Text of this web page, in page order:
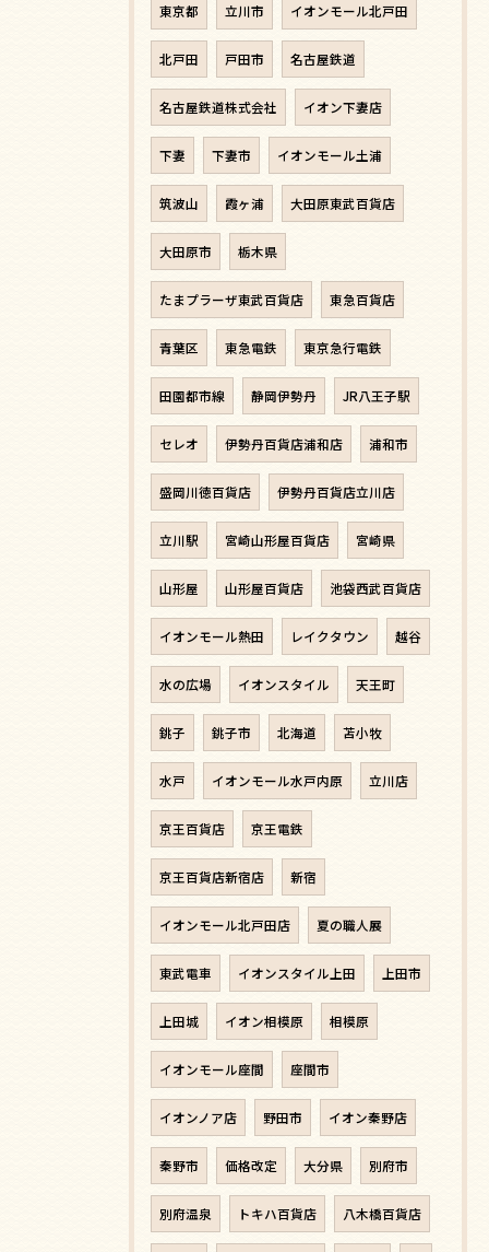
東京都 立川市 イオンモール北戸田
北戸田 戸田市 名古屋鉄道
名古屋鉄道株式会社 イオン下妻店
下妻 下妻市 イオンモール土浦
筑波山 霞ヶ浦 大田原東武百貨店
大田原市 栃木県
たまプラーザ東武百貨店 東急百貨店
青葉区 東急電鉄 東京急行電鉄
田園都市線 静岡伊勢丹 JR八王子駅
セレオ 伊勢丹百貨店浦和店 浦和市
盛岡川徳百貨店 伊勢丹百貨店立川店
立川駅 宮崎山形屋百貨店 宮崎県
山形屋 山形屋百貨店 池袋西武百貨店
イオンモール熱田 レイクタウン 越谷
水の広場 イオンスタイル 天王町
銚子 銚子市 北海道 苫小牧
水戸 イオンモール水戸内原 立川店
京王百貨店 京王電鉄
京王百貨店新宿店 新宿
イオンモール北戸田店 夏の職人展
東武電車 イオンスタイル上田 上田市
上田城 イオン相模原 相模原
イオンモール座間 座間市
イオンノア店 野田市 イオン秦野店
秦野市 価格改定 大分県 別府市
別府温泉 トキハ百貨店 八木橋百貨店